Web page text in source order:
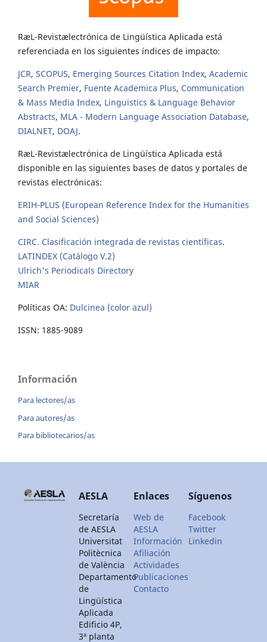
RæL-Revistælectrónica de Lingüística Aplicada está
referenciada en los siguientes índices de impacto:
JCR, SCOPUS, Emerging Sources Citation Index, Academic
Search Premier, Fuente Academica Plus, Communication
& Mass Media Index, Linguistics & Language Behavior
Abstracts, MLA - Modern Language Association Database,
DIALNET, DOAJ.
RæL-Revistælectrónica de Lingüística Aplicada está
disponible en las siguientes bases de datos y portales de
revistas electrónicas:
ERIH-PLUS (European Reference Index for the Humanities
and Social Sciences)
CIRC. Clasificación integrada de revistas científicas.
LATINDEX (Catálogo V.2)
Ulrich's Periodicals Directory
MIAR
Políticas OA: Dulcinea (color azul)
ISSN: 1885-9089
Información
Para lectores/as
Para autores/as
Para bibliotecarios/as
AESLA
Secretaría
de AESLA
Universitat
Politècnica
de València
Departamento
de
Lingüística
Aplicada
Edificio 4P,
3ª planta
Enlaces
Web de
AESLA
Información
Afiliación
Actividades
Publicaciones
Contacto
Síguenos
Facebook
Twitter
Linkedin